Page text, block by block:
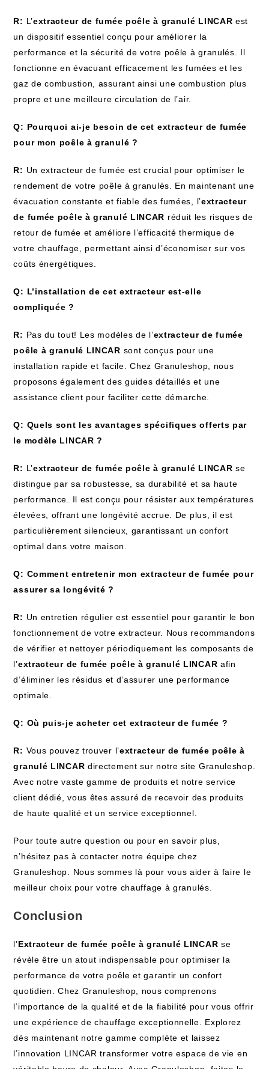
R: L’extracteur de fumée poêle à granulé LINCAR est
un dispositif essentiel conçu pour améliorer la
performance et la sécurité de votre poêle à granulés. Il
fonctionne en évacuant efficacement les fumées et les
gaz de combustion, assurant ainsi une combustion plus
propre et une meilleure circulation de l’air.
Q: Pourquoi ai-je besoin de cet extracteur de fumée
pour mon poêle à granulé ?
R: Un extracteur de fumée est crucial pour optimiser le
rendement de votre poêle à granulés. En maintenant une
évacuation constante et fiable des fumées, l’extracteur
de fumée poêle à granulé LINCAR réduit les risques de
retour de fumée et améliore l’efficacité thermique de
votre chauffage, permettant ainsi d’économiser sur vos
coûts énergétiques.
Q: L’installation de cet extracteur est-elle
compliquée ?
R: Pas du tout! Les modèles de l’extracteur de fumée
poêle à granulé LINCAR sont conçus pour une
installation rapide et facile. Chez Granuleshop, nous
proposons également des guides détaillés et une
assistance client pour faciliter cette démarche.
Q: Quels sont les avantages spécifiques offerts par
le modèle LINCAR ?
R: L’extracteur de fumée poêle à granulé LINCAR se
distingue par sa robustesse, sa durabilité et sa haute
performance. Il est conçu pour résister aux températures
élevées, offrant une longévité accrue. De plus, il est
particulièrement silencieux, garantissant un confort
optimal dans votre maison.
Q: Comment entretenir mon extracteur de fumée pour
assurer sa longévité ?
R: Un entretien régulier est essentiel pour garantir le bon
fonctionnement de votre extracteur. Nous recommandons
de vérifier et nettoyer périodiquement les composants de
l’extracteur de fumée poêle à granulé LINCAR afin
d’éliminer les résidus et d’assurer une performance
optimale.
Q: Où puis-je acheter cet extracteur de fumée ?
R: Vous pouvez trouver l’extracteur de fumée poêle à
granulé LINCAR directement sur notre site Granuleshop.
Avec notre vaste gamme de produits et notre service
client dédié, vous êtes assuré de recevoir des produits
de haute qualité et un service exceptionnel.
Pour toute autre question ou pour en savoir plus,
n’hésitez pas à contacter notre équipe chez
Granuleshop. Nous sommes là pour vous aider à faire le
meilleur choix pour votre chauffage à granulés.
Conclusion
l’Extracteur de fumée poêle à granulé LINCAR se
révèle être un atout indispensable pour optimiser la
performance de votre poêle et garantir un confort
quotidien. Chez Granuleshop, nous comprenons
l’importance de la qualité et de la fiabilité pour vous offrir
une expérience de chauffage exceptionnelle. Explorez
dès maintenant notre gamme complète et laissez
l’innovation LINCAR transformer votre espace de vie en